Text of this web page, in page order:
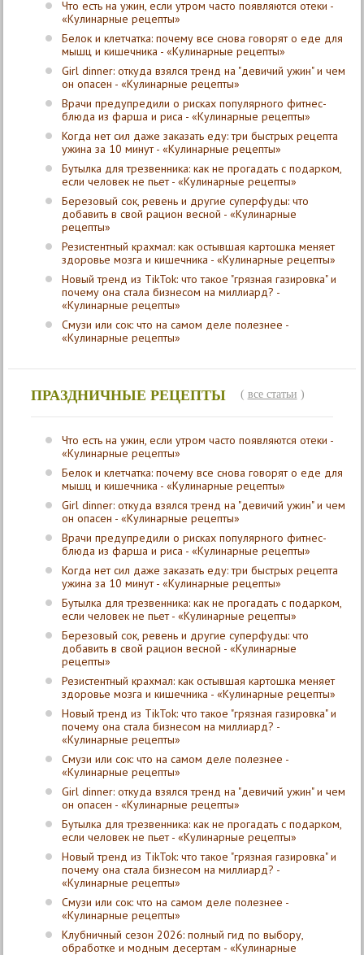
Что есть на ужин, если утром часто появляются отеки -
«Кулинарные рецепты»
Белок и клетчатка: почему все снова говорят о еде для
мышц и кишечника - «Кулинарные рецепты»
Girl dinner: откуда взялся тренд на "девичий ужин" и чем
он опасен - «Кулинарные рецепты»
Врачи предупредили о рисках популярного фитнес-
блюда из фарша и риса - «Кулинарные рецепты»
Когда нет сил даже заказать еду: три быстрых рецепта
ужина за 10 минут - «Кулинарные рецепты»
Бутылка для трезвенника: как не прогадать с подарком,
если человек не пьет - «Кулинарные рецепты»
Березовый сок, ревень и другие суперфуды: что
добавить в свой рацион весной - «Кулинарные
рецепты»
Резистентный крахмал: как остывшая картошка меняет
здоровье мозга и кишечника - «Кулинарные рецепты»
Новый тренд из TikTok: что такое "грязная газировка" и
почему она стала бизнесом на миллиард? -
«Кулинарные рецепты»
Смузи или сок: что на самом деле полезнее -
«Кулинарные рецепты»
ПРАЗДНИЧНЫЕ РЕЦЕПТЫ ( все статьи )
Что есть на ужин, если утром часто появляются отеки -
«Кулинарные рецепты»
Белок и клетчатка: почему все снова говорят о еде для
мышц и кишечника - «Кулинарные рецепты»
Girl dinner: откуда взялся тренд на "девичий ужин" и чем
он опасен - «Кулинарные рецепты»
Врачи предупредили о рисках популярного фитнес-
блюда из фарша и риса - «Кулинарные рецепты»
Когда нет сил даже заказать еду: три быстрых рецепта
ужина за 10 минут - «Кулинарные рецепты»
Бутылка для трезвенника: как не прогадать с подарком,
если человек не пьет - «Кулинарные рецепты»
Березовый сок, ревень и другие суперфуды: что
добавить в свой рацион весной - «Кулинарные
рецепты»
Резистентный крахмал: как остывшая картошка меняет
здоровье мозга и кишечника - «Кулинарные рецепты»
Новый тренд из TikTok: что такое "грязная газировка" и
почему она стала бизнесом на миллиард? -
«Кулинарные рецепты»
Смузи или сок: что на самом деле полезнее -
«Кулинарные рецепты»
Girl dinner: откуда взялся тренд на "девичий ужин" и чем
он опасен - «Кулинарные рецепты»
Бутылка для трезвенника: как не прогадать с подарком,
если человек не пьет - «Кулинарные рецепты»
Новый тренд из TikTok: что такое "грязная газировка" и
почему она стала бизнесом на миллиард? -
«Кулинарные рецепты»
Смузи или сок: что на самом деле полезнее -
«Кулинарные рецепты»
Клубничный сезон 2026: полный гид по выбору,
обработке и модным десертам - «Кулинарные